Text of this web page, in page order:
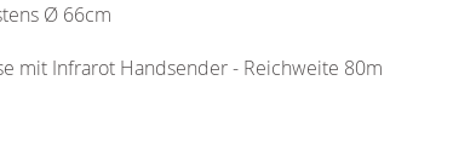
Ø 66cm
mit Infrarot Handsender - Reichweite 80m